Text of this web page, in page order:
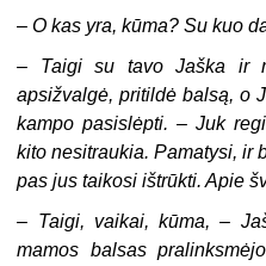
–O kas yra, kūma? Su kuo
– Taigi su tavo Jaška ir
apsižvalgė, pritildė balsą, o
kampo pasislėpti. – Juk
kito nesitraukia. Pamatysi, ir
pas jus taikosi ištrūkti. Apie
– Taigi, vaikai, kūma, –
mamos balsas